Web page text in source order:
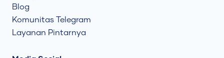
Blog
Komunitas Telegram
Layanan Pintarnya